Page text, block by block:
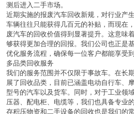
测后进入二手市场。
近期实施的报废汽车回收新规，对行业产
车辆往往只能获得几百元的补贴，而现在
废汽车的回收价值得到显著提升。这意味
够获得更加合理的回报。我们公司也正是
优化服务流程，确保每一位客户都能享受
多品类回收服务
我们的服务范围并不仅限于事故车。在长
展了回收品类，目前已涵盖电动自行车、
型号的汽车以及货车。同时，对于工业领
压器、配电柜、电缆等，我们也具备专业
存积压物资和二手设备的回收也是我们的常